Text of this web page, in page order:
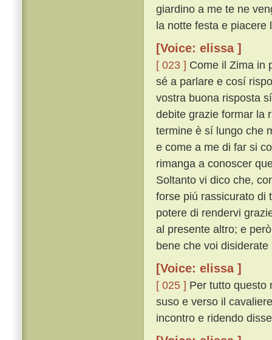
giardino a me te ne
la notte festa e piacere
[Voice: elissa ]
[ 023 ] Come il Zima in
sé a parlare e cosí
vostra buona risposta
debite grazie formar la
termine è sí lungo che
e come a me di far si
rimanga a conoscer
Soltanto vi dico che,
forse piú rassicurato di
potere di rendervi
al presente altro; e
bene che voi
[Voice: elissa ]
[ 025 ] Per tutto questo
suso e verso il
incontro e ridendo